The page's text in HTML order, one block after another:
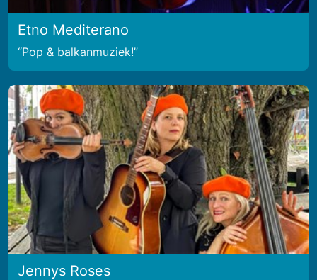
Etno Mediterano
Pop & balkanmuziek!
Jennys Roses